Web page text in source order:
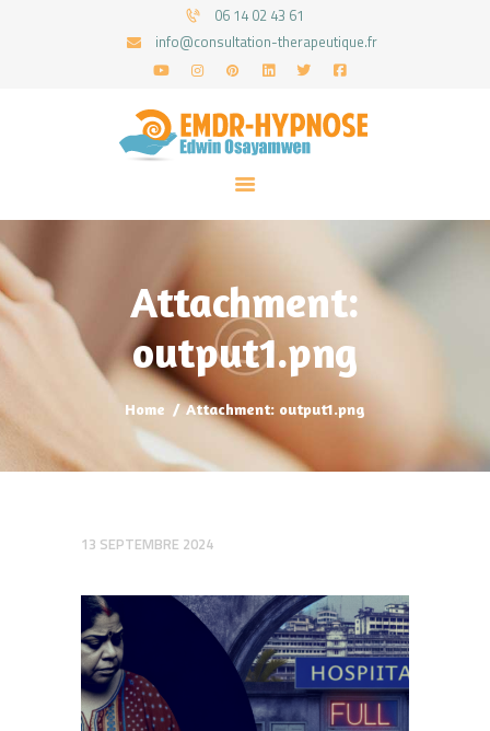
06 14 02 43 61
info@consultation-therapeutique.fr
Attachment:
output1.png
Home Attachment: output1.png
ACCUEIL
MON APPROCHE
ARTICLES
CONSULTATIONS
PRENEZ UN RDV
13 SEPTEMBRE 2024